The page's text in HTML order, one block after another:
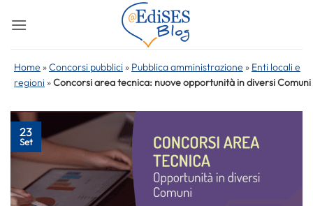
Home »Concorsi pubblici » Pubblica amministrazione » Enti locali e
regioni »Concorsi area tecnica: nuove opportunità in diversi Comuni
23
Set